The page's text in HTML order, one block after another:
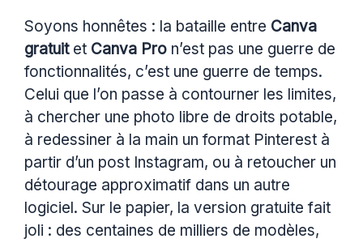
Soyons honnêtes : la bataille entre Canva
gratuitet Canva Pro n’est pas une guerre de
fonctionnalités, c’est une guerre de temps.
Celui que l’on passe à contourner les limites,
à chercher une photo libre de droits potable,
à redessiner à la main un format Pinterest à
partir d’un post Instagram, ou à retoucher un
détourage approximatif dans un autre
logiciel. Sur le papier, la version gratuite fait
joli : des centaines de milliers de modèles,